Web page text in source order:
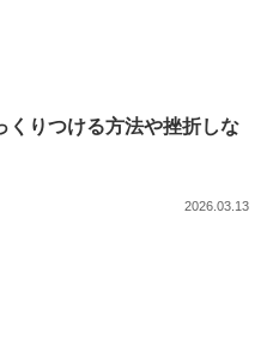
くりつける方法や挫折しな
2026.03.13